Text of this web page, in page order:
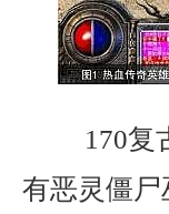
170复
有恶灵僵